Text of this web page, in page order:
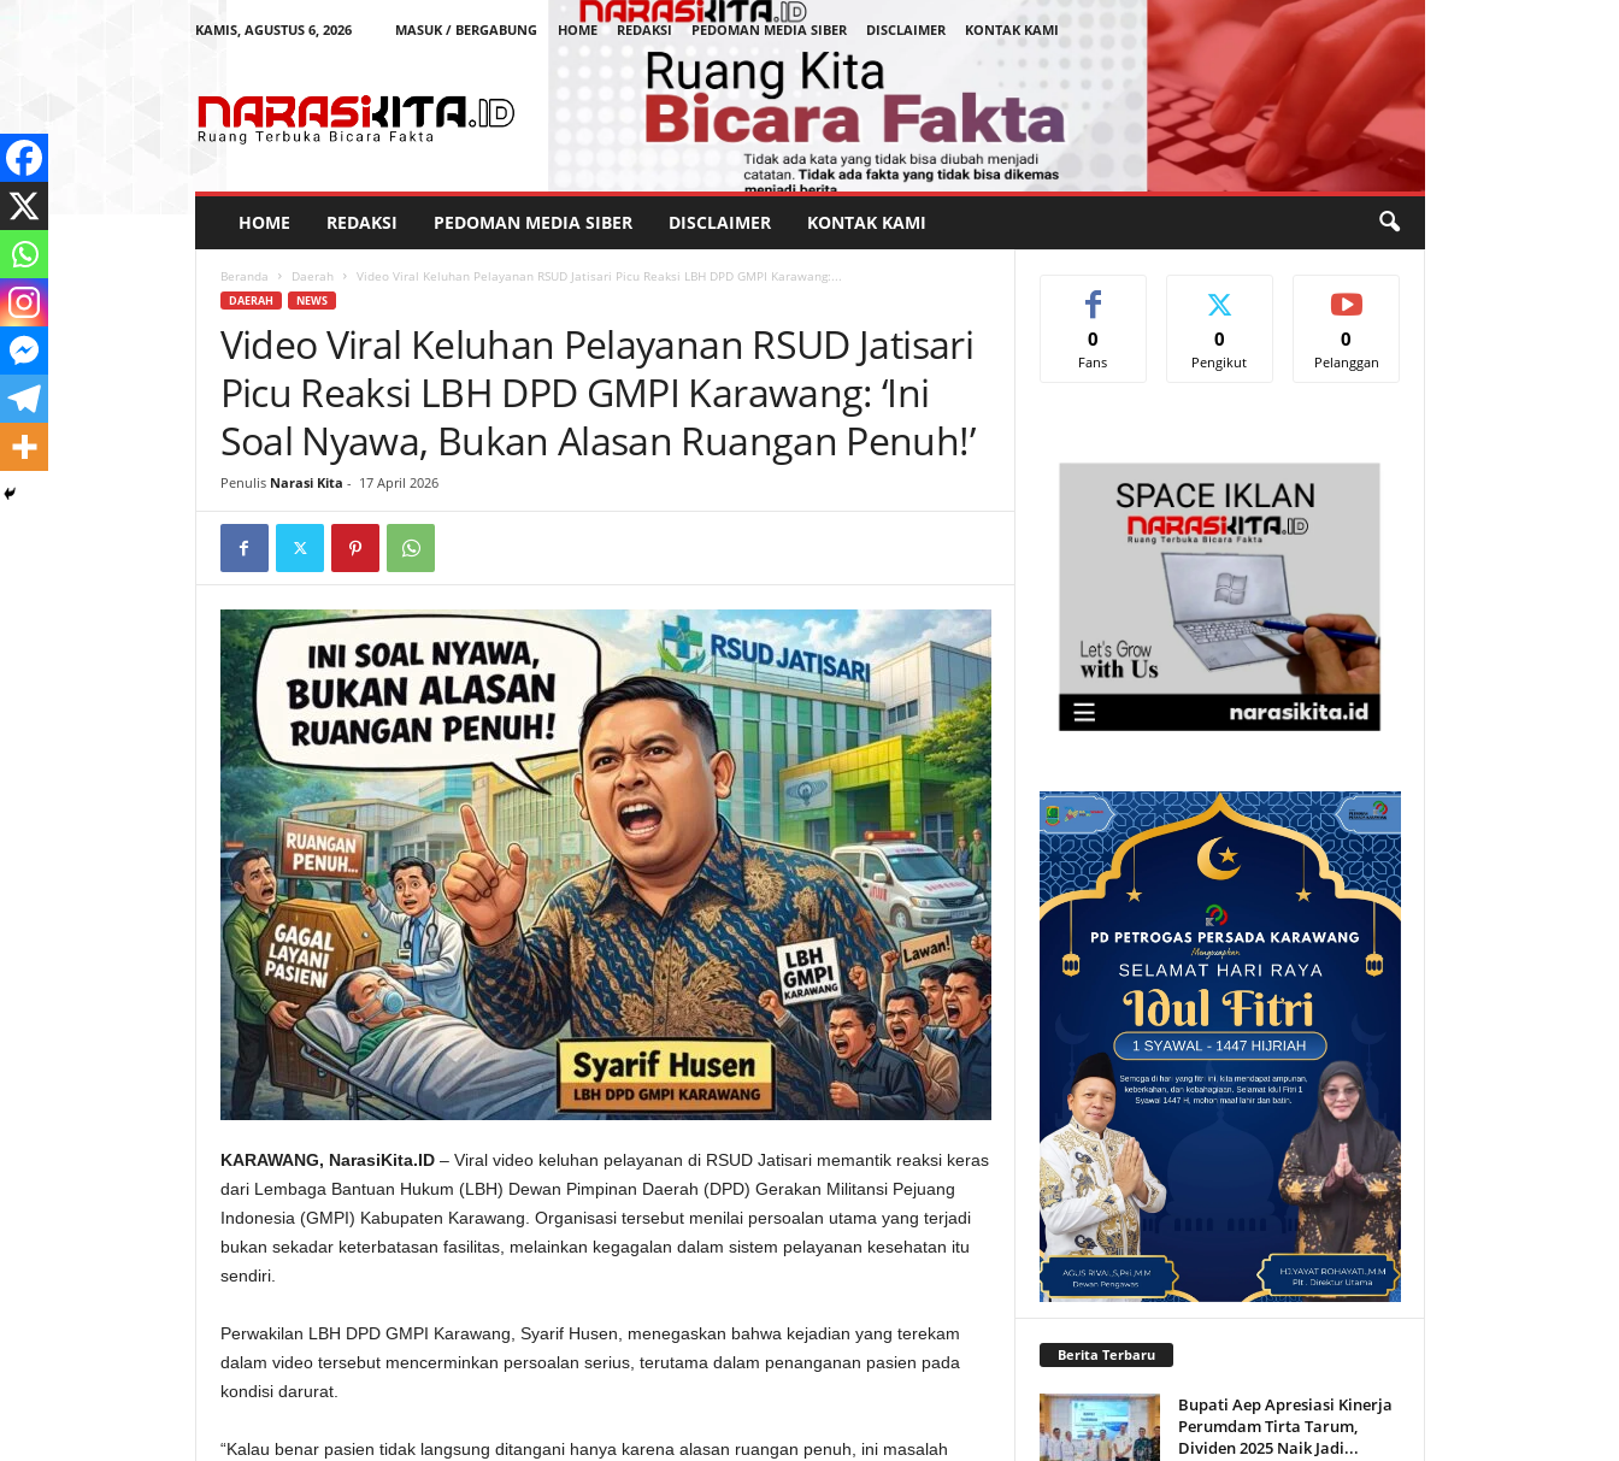
KAMIS, AGUSTUS 6, 2026 MASUK / BERGABUNG HOME REDAKSI PEDOMAN MEDIA SIBER DISCLAIMER
KONTAK KAMI
a
HOME REDAKSI PEDOMAN MEDIA SIBER DISCLAIMER KONTAK KAMI
Beranda Daerah Video Viral Keluhan Pelayanan RSUD Jatisari Picu Reaksi LBH DPD GMPI Karawang:...
DAERAH NEWS
Video Viral Keluhan Pelayanan RSUD Jatisari
Picu Reaksi LBH DPD GMPI Karawang: ‘Ini
Soal Nyawa, Bukan Alasan Ruangan Penuh!’
Penulis Narasi Kita - 17 April 2026
KARAWANG, NarasiKita.ID– Viral video keluhan pelayanan di RSUD Jatisari memantik reaksi keras
dari Lembaga Bantuan Hukum (LBH) Dewan Pimpinan Daerah (DPD) Gerakan Militansi Pejuang
Indonesia (GMPI) Kabupaten Karawang. Organisasi tersebut menilai persoalan utama yang terjadi
bukan sekadar keterbatasan fasilitas, melainkan kegagalan dalam sistem pelayanan kesehatan itu
sendiri.
Perwakilan LBH DPD GMPI Karawang, Syarif Husen, menegaskan bahwa kejadian yang terekam
dalam video tersebut mencerminkan persoalan serius, terutama dalam penanganan pasien pada
kondisi darurat.
“Kalau benar pasien tidak langsung ditangani hanya karena alasan ruangan penuh, ini masalah
0
Fans
0
Pengikut
0
Pelanggan
Berita Terbaru
Bupati Aep Apresiasi Kinerja
Perumdam Tirta Tarum,
Dividen 2025 Naik Jadi...